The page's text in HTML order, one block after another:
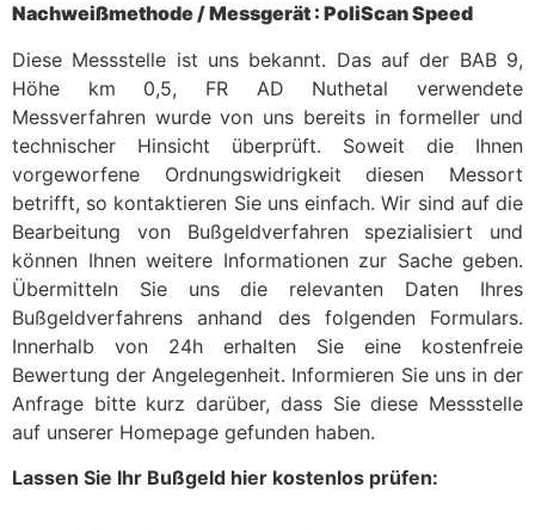
Nachweißmethode / Messgerät : PoliScan Speed
Diese Messstelle ist uns bekannt. Das auf der BAB 9,
Höhe km 0,5, FR AD Nuthetal verwendete
Messverfahren wurde von uns bereits in formeller und
technischer Hinsicht überprüft. Soweit die Ihnen
vorgeworfene Ordnungswidrigkeit diesen Messort
betrifft, so kontaktieren Sie uns einfach. Wir sind auf die
Bearbeitung von Bußgeldverfahren spezialisiert und
können Ihnen weitere Informationen zur Sache geben.
Übermitteln Sie uns die relevanten Daten Ihres
Bußgeldverfahrens anhand des folgenden Formulars.
Innerhalb von 24h erhalten Sie eine kostenfreie
Bewertung der Angelegenheit. Informieren Sie uns in der
Anfrage bitte kurz darüber, dass Sie diese Messstelle
auf unserer Homepage gefunden haben.
Lassen Sie Ihr Bußgeld hier kostenlos prüfen: